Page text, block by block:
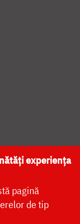
NAȚIONALĂ
experiența
pagină
de tip